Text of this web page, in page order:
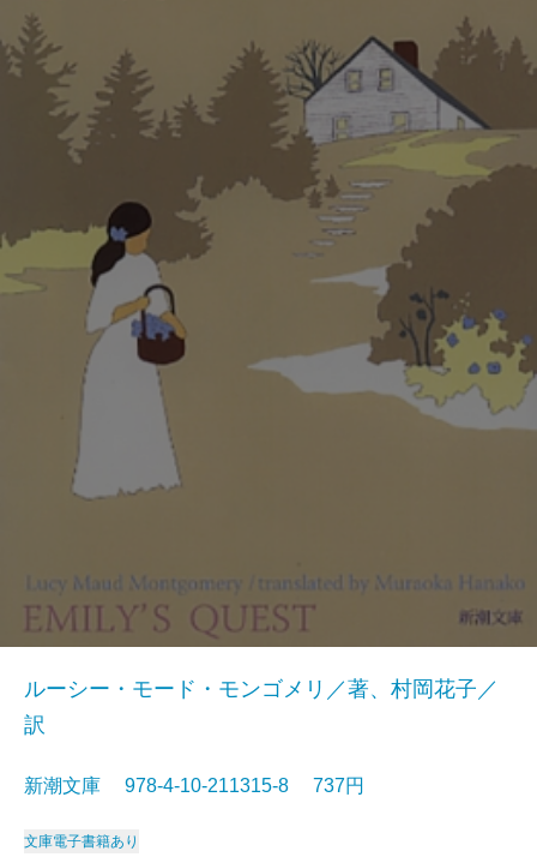
ルーシー・モード・モンゴメリ／著、村岡花子／
訳
新潮文庫 978-4-10-211315-8 737円
文庫電子書籍あり